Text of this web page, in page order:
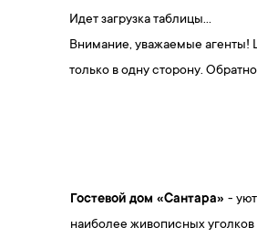
Идет загрузка таблицы...
Внимание, уважаемые агенты!
только в одну сторону.
Гостевой дом «Сантара» -
наиболее живописных